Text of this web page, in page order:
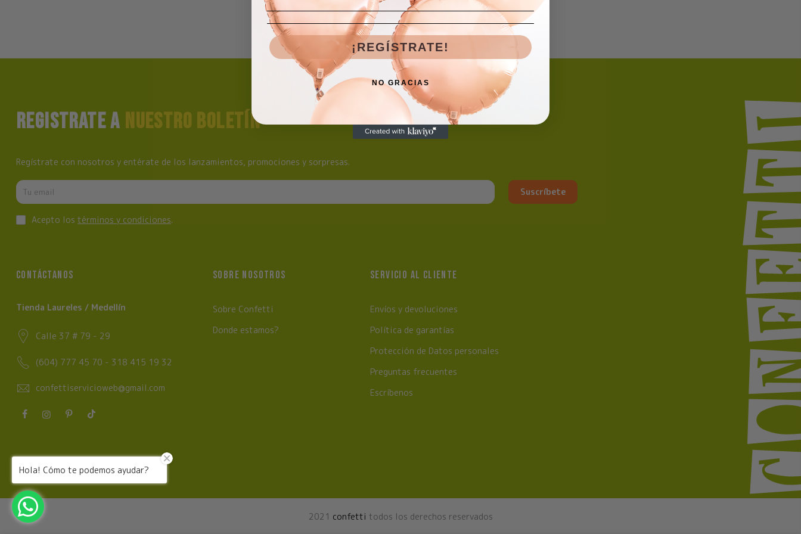
REGISTRATE A NUESTRO BOLETÍN
Regístrate con nosotros y entérate de los lanzamientos, promociones y sorpresas.
Suscríbete
Acepto los términos y condiciones.
CONTÁCTANOS
Tienda Laureles / Medellín
Calle 37 # 79 - 29
(604) 777 45 70 - 318 415 19 32
confettiservicioweb@gmail.com
SOBRE NOSOTROS
Sobre Confetti
Donde estamos?
SERVICIO AL CLIENTE
Envíos y devoluciones
Política de garantías
Protección de Datos personales
Preguntas frecuentes
Escríbenos
2021 confetti todos los derechos reservados
¡REGÍSTRATE!
NO GRACIAS
Hola! Cómo te podemos ayudar?